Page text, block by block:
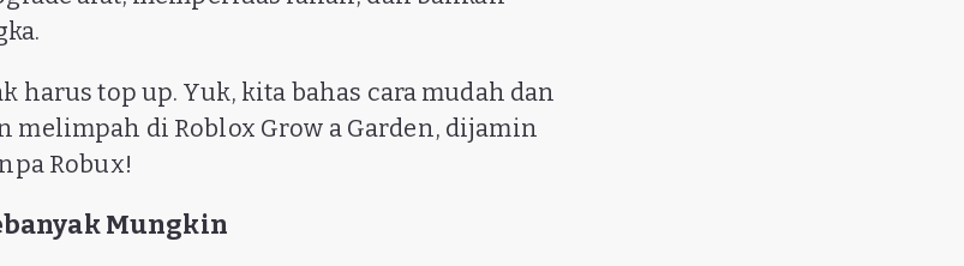
harus top up. Yuk, kita bahas cara mudah dan
melimpah di Roblox Grow a Garden, dijamin
Robux!
Mungkin